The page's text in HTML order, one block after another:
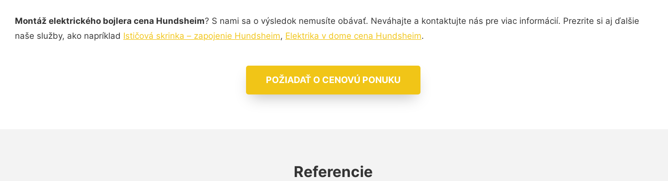
Montáž elektrického bojlera cena Hundsheim? S nami sa o výsledok nemusíte obávať. Neváhajte a kontaktujte nás pre viac informácií. Prezrite si aj ďalšie
naše služby, ako napríklad Ističová skrinka – zapojenie Hundsheim, Elektrika v dome cena Hundsheim.
POŽIADAŤ O CENOVÚ PONUKU
Referencie